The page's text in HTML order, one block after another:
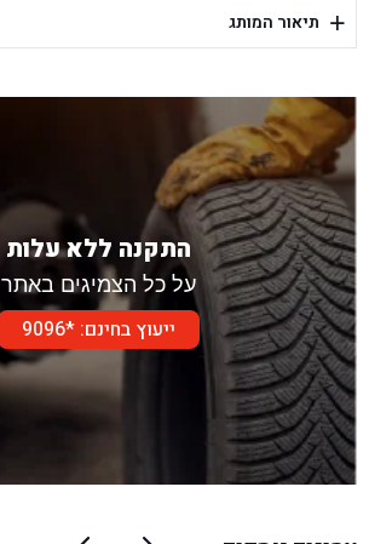
בן גל - דור אלון הר טוב - בית שמש + תיאור המותג
התקנה ללא עלות
על כל הצמיגים באתר
ייעוץ בחינם: *9096